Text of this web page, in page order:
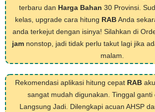
terbaru dan Harga Bahan 30 Provinsi.
kelas, upgrade cara hitung RABAnda
anda terkejut dengan isinya! Silahkan di
jamnonstop, jadi tidak perlu takut lagi jika
malam.
Rekomendasi aplikasi hitung cepat RAB
sangat mudah digunakan. Tinggal ganti
Langsung Jadi. Dilengkapi acuan AHSP